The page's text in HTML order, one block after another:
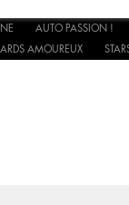
AUTO PASSION !
AMOUREUX